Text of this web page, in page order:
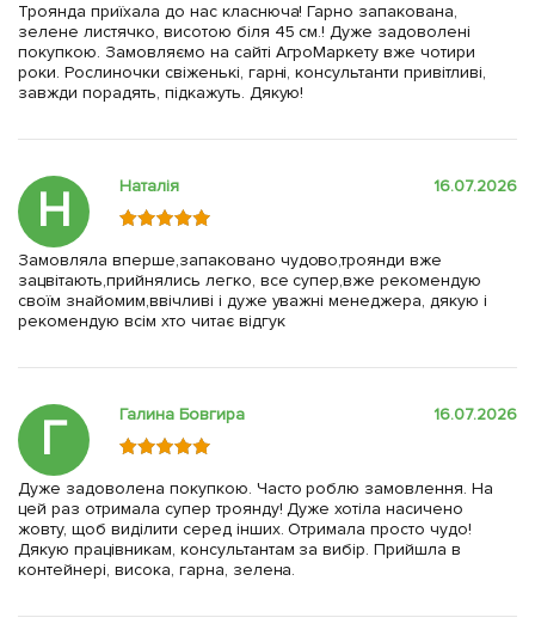
Троянда приїхала до нас класнюча! Гарно запакована,
зелене листячко, висотою біля 45 см.! Дуже задоволені
покупкою. Замовляємо на сайті АгроМаркету вже чотири
роки. Рослиночки свіженькі, гарні, консультанти привітливі,
завжди порадять, підкажуть. Дякую!
Н Наталія 16.07.2026
Замовляла вперше,запаковано чудово,троянди вже
зацвітають,прийнялись легко, все супер,вже рекомендую
своїм знайомим,ввічливі і дуже уважні менеджера, дякую і
рекомендую всім хто читає відгук
Г Галина Бовгира 16.07.2026
Дуже задоволена покупкою. Часто роблю замовлення. На
цей раз отримала супер троянду! Дуже хотіла насичено
жовту, щоб виділити серед інших. Отримала просто чудо!
Дякую працівникам, консультантам за вибір. Прийшла в
контейнері, висока, гарна, зелена.